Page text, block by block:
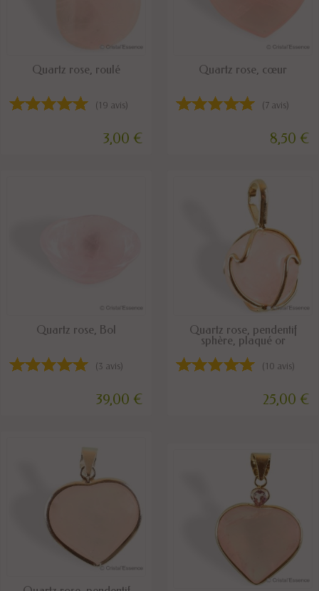
DISPONIBLE
Quartz rose, roulé
(19 avis)
3,00 €
DISPONIBLE
Quartz rose, cœur
(7 avis)
8,50 €
DISPONIBLE
Quartz rose, Bol
(3 avis)
39,00 €
DISPONIBLE
Quartz rose, pendentif
sphère, plaqué or
(10 avis)
25,00 €
DISPONIBLE